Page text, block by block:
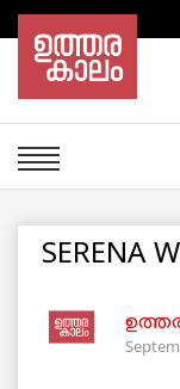
SERENA